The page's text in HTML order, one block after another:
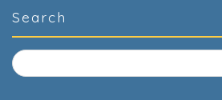
Search